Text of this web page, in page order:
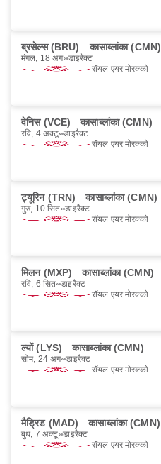
ब्रसेल्स (BRU) कासाब्लांका (CMN)
मंगल, 18 अग॰ डाइरैक्ट
रॉयल एयर मोरक्को
वेनिस (VCE) कासाब्लांका (CMN)
रवि, 4 अक्टू॰ डाइरैक्ट
रॉयल एयर मोरक्को
ट्यूरिन (TRN) कासाब्लांका (CMN)
गुरु, 10 सित॰ डाइरैक्ट
रॉयल एयर मोरक्को
मिलन (MXP) कासाब्लांका (CMN)
रवि, 6 सित॰ डाइरैक्ट
रॉयल एयर मोरक्को
ल्यों (LYS) कासाब्लांका (CMN)
सोम, 24 अग॰ डाइरैक्ट
रॉयल एयर मोरक्को
मैड्रिड (MAD) कासाब्लांका (CMN)
बुध, 7 अक्टू॰ डाइरैक्ट
रॉयल एयर मोरक्को